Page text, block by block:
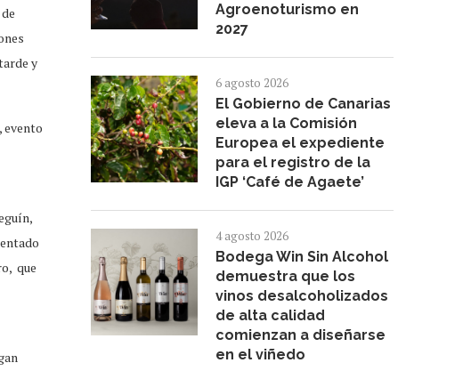
y
evento
que
Agroenoturismo en
2027
6 agosto 2026
El Gobierno de Canarias
eleva a la Comisión
Europea el expediente
para el registro de la
IGP ‘Café de Agaete’
4 agosto 2026
Bodega Win Sin Alcohol
demuestra que los
vinos desalcoholizados
de alta calidad
comienzan a diseñarse
en el viñedo